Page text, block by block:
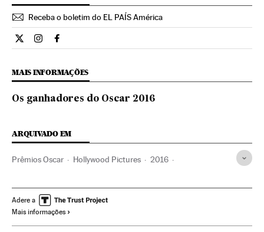
Receba o boletim do EL PAÍS América
Cultura El País Brasil en Twitter
Cultura El País Brasil en Instagram
Cultura El País Brasil en Facebook
MAIS INFORMAÇÕES
Os ganhadores do Oscar 2016
ARQUIVADO EM
Prêmios Oscar Hollywood Pictures 2016
Star Wars Rachel McAdams
Cinema dos Estados Unidos
Adere a
Mais informações